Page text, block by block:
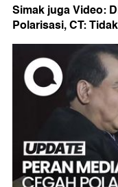
Simak juga Video:
Polarisasi, CT: